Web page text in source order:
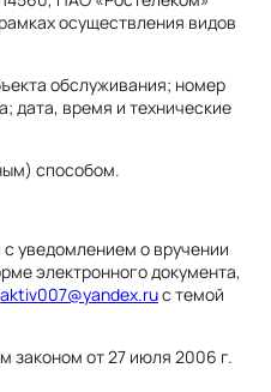
осуществления видов
обслуживания; номер
дата, время и технические
способом.
уведомлением о вручении
электронного документа,
aktiv007@yandex.ruс темой
законом от 27 июля 2006 г.